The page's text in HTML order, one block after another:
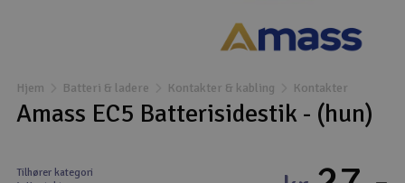
Droner til FPV
Fly
Helikopter
Hjem Batteri & ladere Kontakter & kabling Kontakter
Amass EC5 Batterisidestik - (hun)
Tilhører kategori